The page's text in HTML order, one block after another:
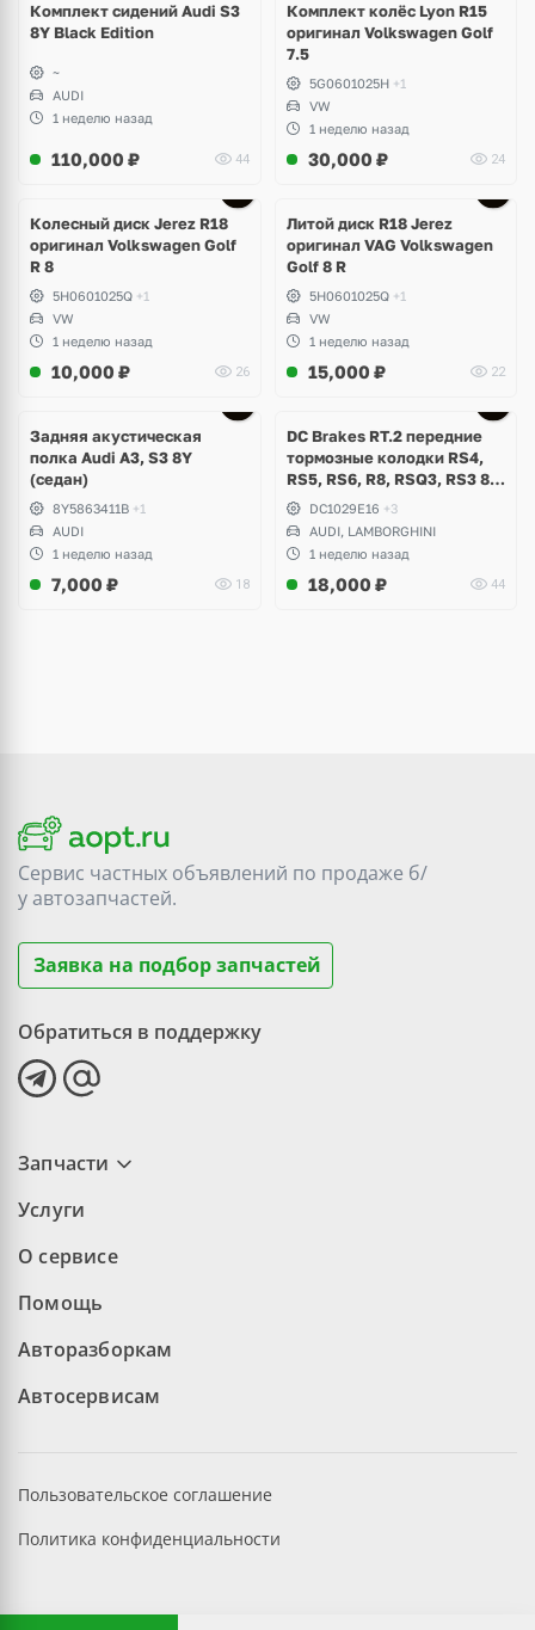
Комплект сидений Audi S3
8Y Black Edition
~
AUDI
1 неделю назад
110,000 ₽ 44
Комплект колёс Lyon R15
оригинал Volkswagen Golf
7.5
5G0601025H +1
VW
1 неделю назад
30,000 ₽ 24
Колесный диск Jerez R18
оригинал Volkswagen Golf
R 8
5H0601025Q +1
VW
1 неделю назад
10,000 ₽ 26
Литой диск R18 Jerez
оригинал VAG Volkswagen
Golf 8 R
5H0601025Q +1
VW
1 неделю назад
15,000 ₽ 22
Задняя акустическая
полка Audi A3, S3 8Y
(седан)
8Y5863411B +1
AUDI
1 неделю назад
7,000 ₽ 18
DC Brakes RT.2 передние
тормозные колодки RS4,
RS5, RS6, R8, RSQ3, RS3 8V
(комплект 8 шт)
DC1029E16 +3
AUDI, LAMBORGHINI
1 неделю назад
18,000 ₽ 44
Сервис частных объявлений по продаже б/
уавтозапчастей.
Заявка на подбор запчастей
Обратиться в поддержку
Запчасти
Услуги
О сервисе
Помощь
Авторазборкам
Автосервисам
Пользовательское соглашение
Политика конфиденциальности